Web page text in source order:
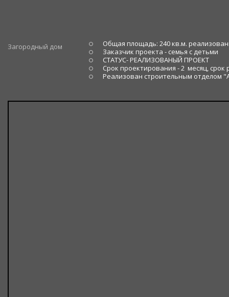
Загородный дом
Общая площадь: 240 кв.м.
Заказчик проекта - семья с детьми
СТАТУС- РЕАЛИЗОВАНЫЙ ПРОЕКТ
Срок проектирования - 2 месяц, срок
Реализован строительным отделом